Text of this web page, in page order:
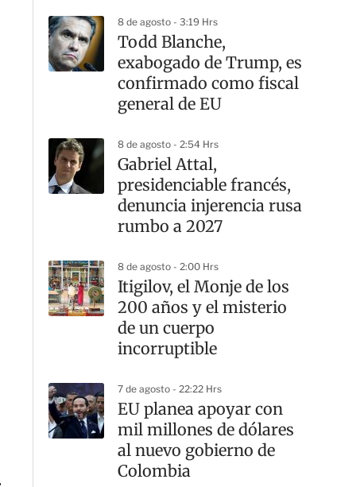
8 de agosto - 3:19 Hrs
Todd Blanche,
exabogado de Trump, es
confirmado como fiscal
general de EU
8 de agosto - 2:54 Hrs
Gabriel Attal,
presidenciable francés,
denuncia injerencia rusa
rumbo a 2027
8 de agosto - 2:00 Hrs
Itigilov, el Monje de los
200 años y el misterio
de un cuerpo
incorruptible
7 de agosto - 22:22 Hrs
EU planea apoyar con
mil millones de dólares
al nuevo gobierno de
Colombia